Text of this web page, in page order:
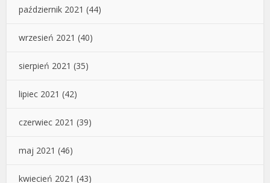
październik 2021 (44)
wrzesień 2021 (40)
sierpień 2021 (35)
lipiec 2021 (42)
czerwiec 2021 (39)
maj 2021 (46)
kwiecień 2021 (43)